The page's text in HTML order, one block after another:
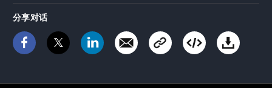
分享对话